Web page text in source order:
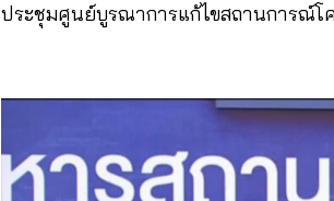
ประชุมศูนย์บูรณาการแก้ไขสถานการณ์